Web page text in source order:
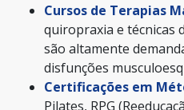
Cursos de Terapias
quiropraxia e técnicas
são altamente
disfunções
Certificações em
Pilates, RPG